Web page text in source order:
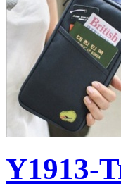
Y1913-